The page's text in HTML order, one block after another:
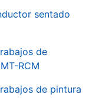
sentado
de
RCM
de pintura